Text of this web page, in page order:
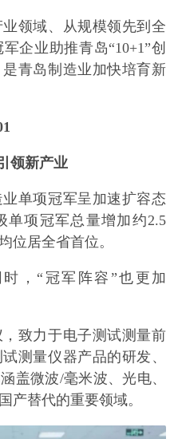
领域、从规模领先到全
企业助推青岛“10+1”创
青岛制造业加快培育新
领新产业
单项冠军呈加速扩容态
单项冠军总量增加约2.5
位居全省首位。
，“冠军阵容”也更加
致力于电子测试测量前
测量仪器产品的研发、
盖微波/毫米波、光电、
产替代的重要领域。